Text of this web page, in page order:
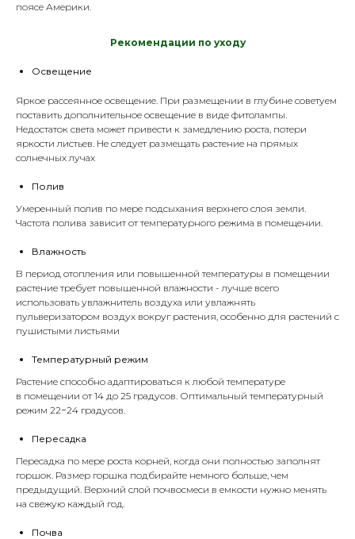
поясе Америки.
Рекомендации по уходу
Освещение
Яркое рассеянное освещение. При размещении в глубине советуем
поставить дополнительное освещение в виде фитолампы
Недостаток света может привести к замедлению роста, потери
яркости листьев. Не следует размещать растение на прямых
солнечных лучах
Полив
Умеренный полив по мере подсыхания верхнего слоя земли.
Частота полива зависит от температурного режима в помещении.
Влажность
В период отопления или повышенной температуры в помещении
растение требует повышенной влажности - лучше всего
использовать увлажнитель воздуха или увлажнять
пульверизатором воздух вокруг растения, особенно для растений с
пушистыми листьями
Температурный режим
Растение способно адаптироваться к любой температуре
в помещении от 14 до 25 градусов. Оптимальный температурный
режим 22−24 градусов.
Пересадка
Пересадка по мере роста корней, когда они полностью заполнят
горшок. Размер горшка подбирайте немного больше, чем
предыдущий. Верхний слой почвосмеси в емкости нужно менять
на свежую каждый год.
Почва